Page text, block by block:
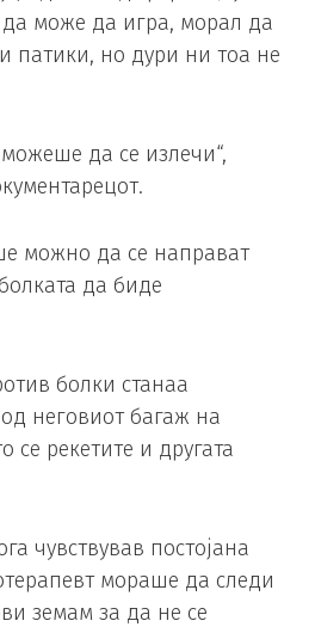
да може да игра, морал да
патики, но дури ни тоа не
да се излечи“,
можно да се направат
да биде
болки станаа
неговиот багаж на
се рекетите и другата
чувствував постојана
мораше да следи
земам за да не се